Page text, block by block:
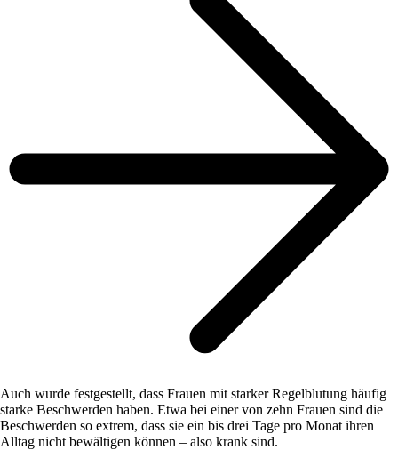
Auch wurde festgestellt, dass Frauen mit starker Regelblutung häufig
starke Beschwerden haben. Etwa bei einer von zehn Frauen sind die
Beschwerden so extrem, dass sie ein bis drei Tage pro Monat ihren
Alltag nicht bewältigen können – also krank sind.